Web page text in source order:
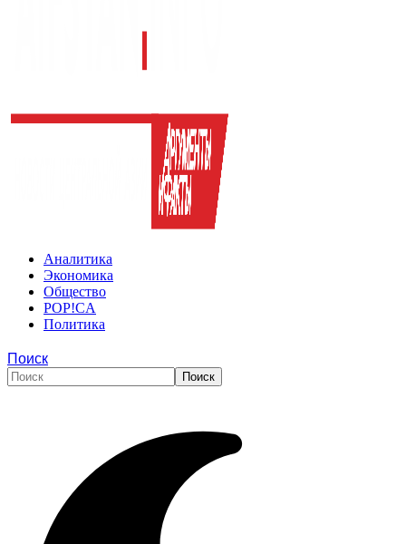
Аналитика
Экономика
Общество
POP!CA
Политика
Поиск